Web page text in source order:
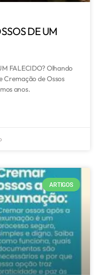
DE UM
FALECIDO? Olhando
Cremação de Ossos
anos.
ARTIGOS